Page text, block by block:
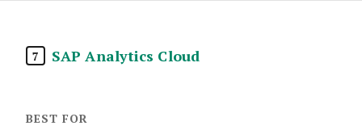
7 SAP Analytics Cloud